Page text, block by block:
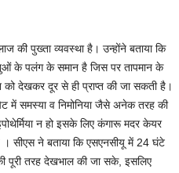
की पुख्ता व्यवस्था है। उन्होंने बताया कि
के पलंग के समान है जिस पर तापमान के
को देखकर दूर से ही प्राप्त की जा सकती है।
में समस्या व निमोनिया जैसे अनेक तरह की
न हो इसके लिए कंगारू मदर केयर
। सीएस ने बताया कि एसएनसीयू में 24 घंटे
पूरी तरह देखभाल की जा सके, इसलिए